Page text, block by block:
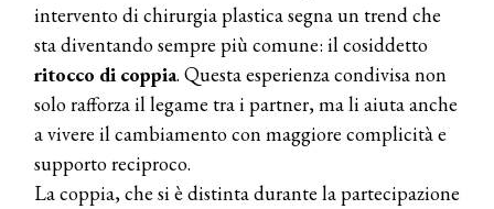
intervento di chirurgia plastica segna un trend che
sta diventando sempre più comune: il cosiddetto
ritocco di coppia. Questa esperienza condivisa non
solo rafforza il legame tra i partner, ma li aiuta anche
a vivere il cambiamento con maggiore complicità e
supporto reciproco.
La coppia, che si è distinta durante la partecipazione
DYSON
Dyson presenta la nuova collezione
pervinca e rosé per Natale
Continua la carrellata di look firmati
Cotril alla Festa del Cinema di Roma